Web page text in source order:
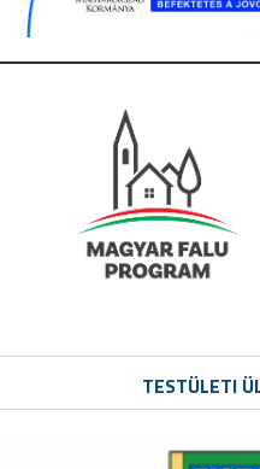
TESTÜLETI